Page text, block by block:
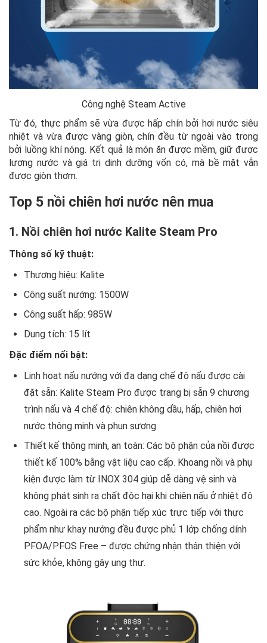
Công nghệ Steam Active
Từ đó, thực phẩm sẽ vừa được hấp chín bởi hơi nước siêu
nhiệt và vừa được vàng giòn, chín đều từ ngoài vào trong
bởi luồng khí nóng. Kết quả là món ăn được mềm, giữ được
lượng nước và giá trị dinh dưỡng vốn có, mà bề mặt vẫn
được giòn thơm.
Top 5 nồi chiên hơi nước nên mua
1. Nồi chiên hơi nước Kalite Steam Pro
Thông số kỹ thuật:
Thương hiệu: Kalite
Công suất nướng: 1500W
Công suất hấp: 985W
Dung tích: 15 lít
Đặc điểm nổi bật:
Linh hoạt nấu nướng với đa dạng chế độ nấu được cài
đặt sẵn: Kalite Steam Pro được trang bị sẵn 9 chương
trình nấu và 4 chế độ: chiên không dầu, hấp, chiên hơi
nước thông minh và phun sương.
Thiết kế thông minh, an toàn: Các bộ phận của nồi được
thiết kế 100% bằng vật liệu cao cấp. Khoang nồi và phụ
kiện được làm từ INOX 304 giúp dễ dàng vệ sinh và
không phát sinh ra chất độc hại khi chiên nấu ở nhiệt độ
cao. Ngoài ra các bộ phận tiếp xúc trực tiếp với thực
phẩm như khay nướng đều được phủ 1 lớp chống dính
PFOA/PFOS Free – được chứng nhận thân thiện với
sức khỏe, không gây ung thư.